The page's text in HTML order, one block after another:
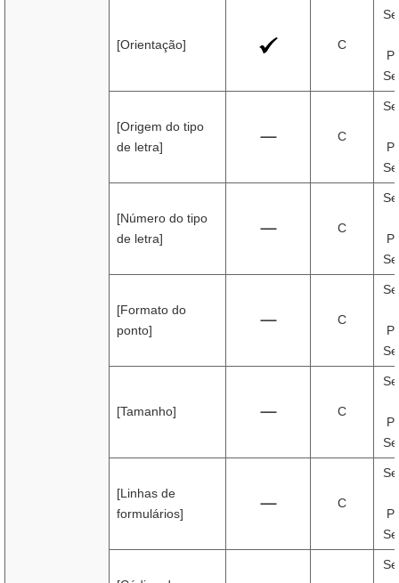
[Orientação] C
[Origem do tipo
de letra]
C
[Número do tipo
de letra]
C
[Formato do
ponto]
C
[Tamanho] C
[Linhas de
formulários]
C